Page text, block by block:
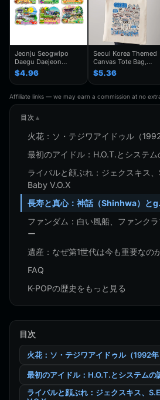
Jeonju Seogwipo
Daegu Daejeon
Chuncheon Andong
South Korea Fridge
Magnet Travel
Souvenir Gift
Handmade Decorative
$4.96
Seoul Korea Themed
Canvas Tote Bag,
Seoul Souvenir Gift,
Seoul City Shoulder
Bag For
Traveler,Trendy
Folding Shoulder Bag
$5.36
Affiliate links — we may earn a commission at no
目次
火花：ソ・テジワアイドゥル（1992
最初のアイドル：H.O.T.とシステム
ライバルと顔ぶれ：ジェクスキス、
Baby V.O.X
長寿と真心：神話（Shinhwa）と
ファンダム：白い風船、ファンク
ー
遺産：なぜ第1世代は今も重要なの
FAQ
K-POPの歴史をもっと見る
目次
火花：ソ・テジワアイドゥル（1992年
最初のアイドル：H.O.T.とシステムの
ライバルと顔ぶれ：ジェクスキス、